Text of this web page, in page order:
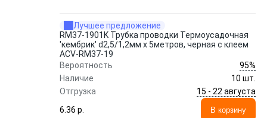
Лучшее предложение
RM37-1901K Трубка проводки Термоусадочная
'кембрик' d2,5/1,2мм х 5метров, черная с клеем
ACV-RM37-19
Вероятность
95%
Наличие
10 шт.
Отгрузка
15 - 22 августа
6.36 p.
В корзину